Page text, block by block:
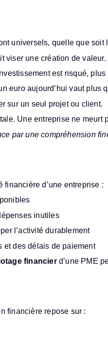
universels, quelle que soit
viser une création de valeur.
est risqué,
euro aujourd’hui vaut plus
sur un seul projet ou client.
Une entreprise ne meurt
par une compréhension
financière d’une entreprise :
inutiles
l’activité durablement
et des délais de paiement
financierd’une PME
financière repose sur :